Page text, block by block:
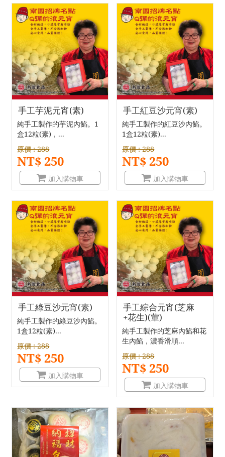
手工芋泥元宵(素)
純手工製作的芋泥內餡。1
盒12粒(素)，...
原價 : 288
NT$ 250
加入購物車
手工紅豆沙元宵(素)
純手工製作的紅豆沙內餡。
1盒12粒(素)...
原價 : 288
NT$ 250
加入購物車
手工綠豆沙元宵(素)
純手工製作的綠豆沙內餡。
1盒12粒(素)...
原價 : 288
NT$ 250
加入購物車
手工綜合元宵(芝麻
+花生)(葷)
純手工製作的芝麻內餡和花
生內餡，濃香滑順...
原價 : 288
NT$ 250
加入購物車